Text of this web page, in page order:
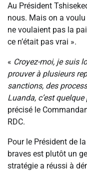
Au Président
nous. Mais on a
ne voulaient pas la
ce n’était pas vrai ».
« Croyez-moi, je suis
prouver à plusieurs
sanctions, des
Luanda, c’est
précisé le
RDC.
Pour le Président de
braves est plutôt un
stratégie a réussi à